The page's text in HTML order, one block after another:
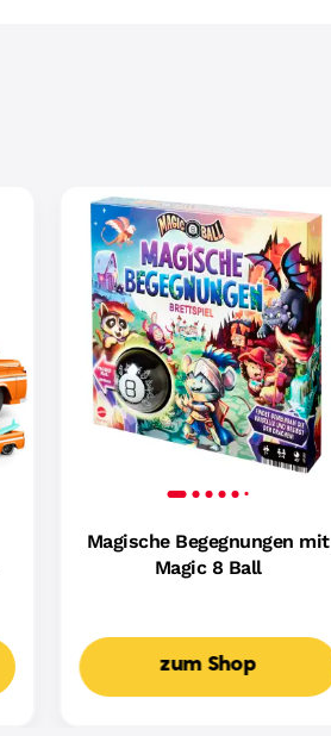
Magische Begegnungen mit
Magic 8 Ball
zum Shop